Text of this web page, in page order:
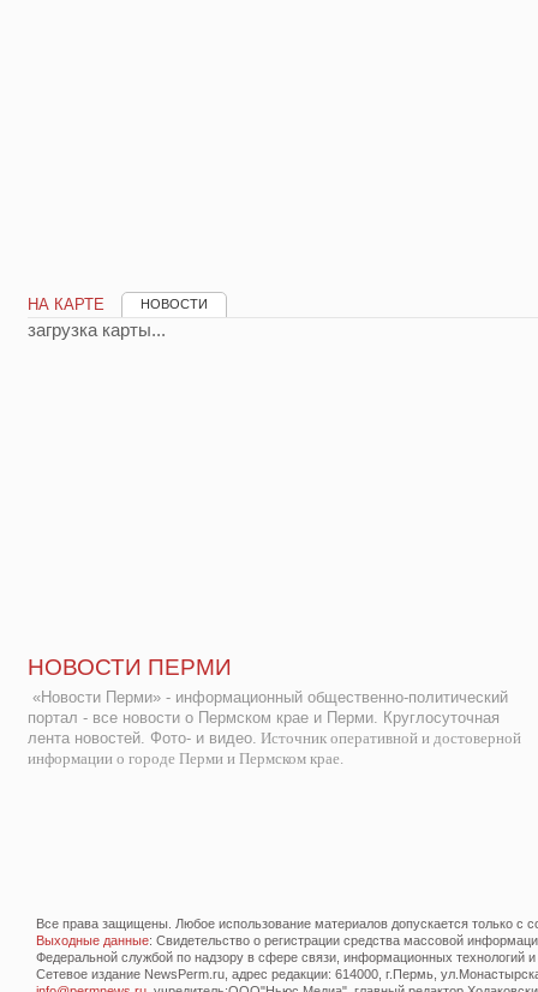
НА КАРТЕ НОВОСТИ
загрузка карты...
НОВОСТИ ПЕРМИ
«Новости Перми» - информационный общественно-политический
портал - все новости о Пермском крае и Перми. Круглосуточная
лента новостей. Фото- и видео. Источник оперативной и достоверной
информации о городе Перми и Пермском крае.
Все права защищены. Любое использование материалов допускается только с
Выходные данные: Свидетельство о регистрации средства массовой
Федеральной службой по надзору в сфере связи, информационных технологий
Сетевое издание NewsPerm.ru, адрес редакции: 614000, г.Пермь,